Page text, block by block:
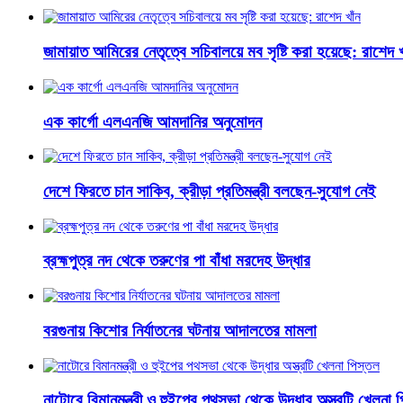
জামায়াত আমিরের নেতৃত্বে সচিবালয়ে মব সৃষ্টি করা হয়েছে: রাশেদ
এক কার্গো এলএনজি আমদানির অনুমোদন
দেশে ফিরতে চান সাকিব, ক্রীড়া প্রতিমন্ত্রী বলছেন-সুযোগ নেই
ব্রহ্মপুত্র নদ থেকে তরুণের পা বাঁধা মরদেহ উদ্ধার
বরগুনায় কিশোর নির্যাতনের ঘটনায় আদালতের মামলা